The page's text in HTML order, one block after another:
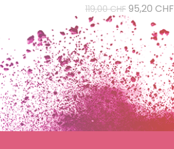
Prix
de
base
119,00 CHF 95,20 CHF